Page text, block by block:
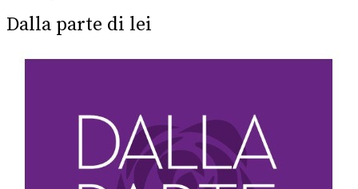
Dalla parte di lei